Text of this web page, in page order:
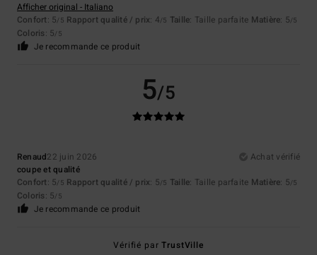
Afficher original - Italiano
Confort: 5/5 Rapport qualité / prix: 4/5 Taille: Taille parfaite Matière: 5/5
Coloris: 5/5
Je recommande ce produit
5/5
Renaud22 juin 2026
Achat vérifié
coupe et qualité
Confort: 5/5 Rapport qualité / prix: 5/5 Taille: Taille parfaite Matière: 5/5
Coloris: 5/5
Je recommande ce produit
Vérifié parTrustVille